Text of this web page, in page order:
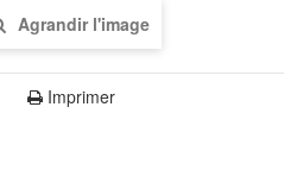
Agrandir l'image
Imprimer